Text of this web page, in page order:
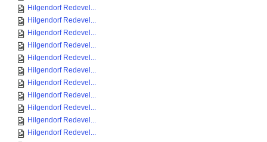
Hilgendorf Redevel...
Hilgendorf Redevel...
Hilgendorf Redevel...
Hilgendorf Redevel...
Hilgendorf Redevel...
Hilgendorf Redevel...
Hilgendorf Redevel...
Hilgendorf Redevel...
Hilgendorf Redevel...
Hilgendorf Redevel...
Hilgendorf Redevel...